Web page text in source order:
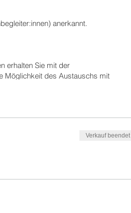
anerkannt.
erhalten Sie mit der
Möglichkeit des Austauschs mit
Mindestteilnehmerzahl nicht
selbstverständlich den vollen
kostenfrei möglich. Der Preis wird
Sie eine Teilnahmebescheinigung als
ebenfalls als PDF per eMail.
Verkauf beendet